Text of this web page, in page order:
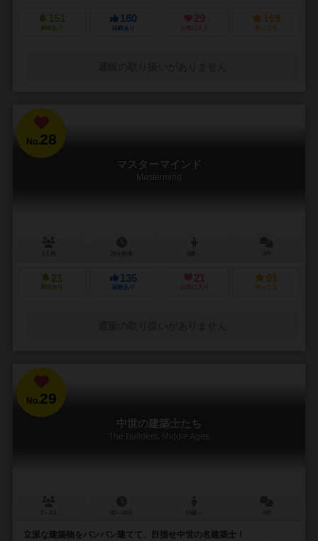
151
興味あり
180
経験あり
29
お気に入り
169
持ってる
No.28
マスターマインド
Mastermind
21
興味あり
135
経験あり
21
お気に入り
91
持ってる
No.29
中世の建築士たち
The Builders: Middle Ages
立派な建築物をバンバン建てて、目指せ中世の名建築士！